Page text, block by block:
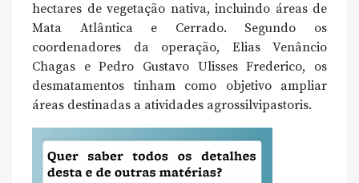
hectares de vegetação nativa, incluindo áreas de
Mata Atlântica e Cerrado. Segundo os
coordenadores da operação, Elias Venâncio
Chagas e Pedro Gustavo Ulisses Frederico, os
desmatamentos tinham como objetivo ampliar
áreas destinadas a atividades agrossilvipastoris.